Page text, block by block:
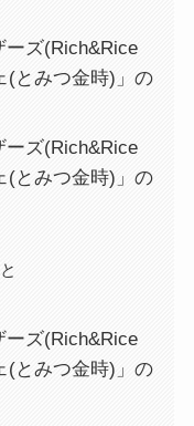
ーズ(Rich&Rice
(とみつ金時)」の
ーズ(Rich&Rice
(とみつ金時)」の
ーズ(Rich&Rice
(とみつ金時)」の